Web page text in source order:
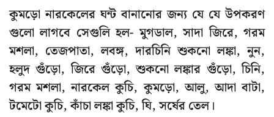
কুমড়ো নারকেলের ঘন্ট বানানোর জন্য যে যে উপকরণ
গুলো লাগবে সেগুলি হল- মুগডাল, সাদা জিরে, গরম
মশলা, তেজপাতা, লবঙ্গ, দারচিনি শুকনো লঙ্কা, নুন,
হলুদ গুঁড়ো, জিরে গুঁড়ো, শুকনো লঙ্কার গুঁড়ো, চিনি,
গরম মশলা, নারকেল কুচি, কুমড়ো, আলু, আদা বাটা,
টমেটো কুচি, কাঁচা লঙ্কা কুচি, ঘি, সর্ষের তেল।